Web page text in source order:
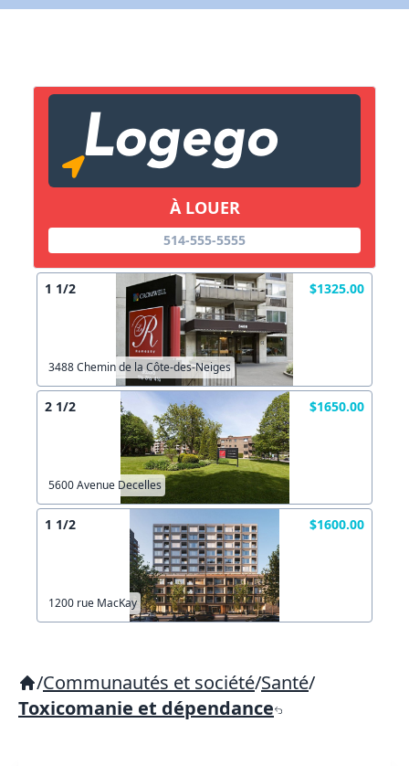
À LOUER
514-555-5555
1 1/2 $1325.00
3488 Chemin de la Côte-des-Neiges
2 1/2 $1650.00
5600 Avenue Decelles
1 1/2 $1600.00
1200 rue MacKay
/Communautés et société/Santé/
Toxicomanie et dépendance
Lien vers inscription (sera inclus dans courriel)
Copier lien
X Fermer